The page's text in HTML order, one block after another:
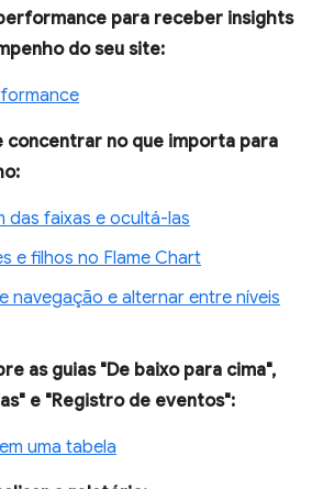
para receber insights
do seu site:
concentrar no que importa para
das faixas e ocultá-las
e filhos no Flame Chart
navegação e alternar entre níveis
as guias "De baixo para cima",
e "Registro de eventos":
uma tabela